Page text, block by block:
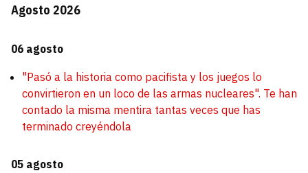
Agosto 2026
06 agosto
"Pasó a la historia como pacifista y los juegos lo
convirtieron en un loco de las armas nucleares". Te han
contado la misma mentira tantas veces que has
terminado creyéndola
05 agosto